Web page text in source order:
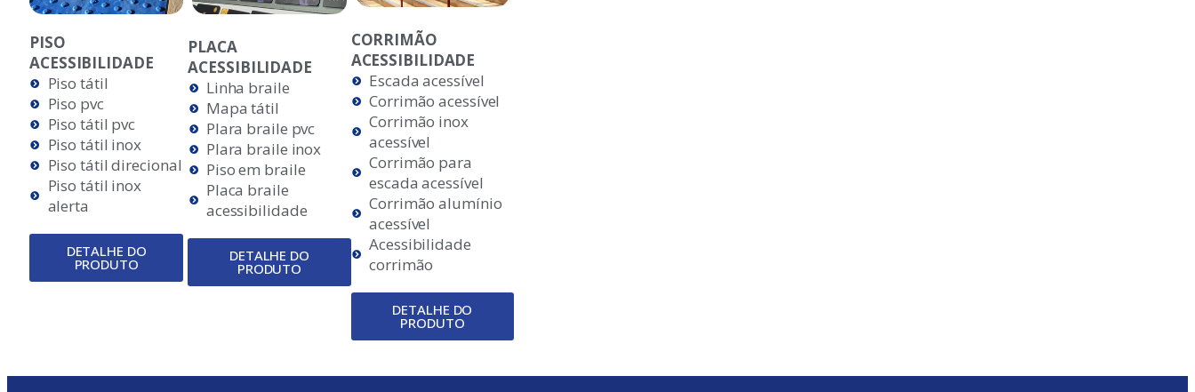
PISO
ACESSIBILIDADE
Piso tátil
Piso pvc
Piso tátil pvc
Piso tátil inox
Piso tátil direcional
Piso tátil inox
alerta
DETALHE DO
PRODUTO
PLACA
ACESSIBILIDADE
Linha braile
Mapa tátil
Plara braile pvc
Plara braile inox
Piso em braile
Placa braile
acessibilidade
DETALHE DO
PRODUTO
CORRIMÃO
ACESSIBILIDADE
Escada acessível
Corrimão acessível
Corrimão inox
acessível
Corrimão para
escada acessível
Corrimão alumínio
acessível
Acessibilidade
corrimão
DETALHE DO
PRODUTO